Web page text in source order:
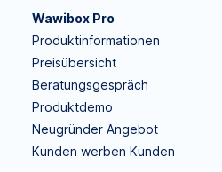
Wawibox Pro
Produktinformationen
Preisübersicht
Beratungsgespräch
Produktdemo
Neugründer Angebot
Kunden werben Kunden